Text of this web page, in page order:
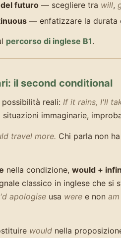
futuro — scegliere tra will,
— enfatizzare la durata
percorso di inglese B1.
il second conditional
reali: If it rains, I'll
immaginarie,
travel more. Chi parla non
nella condizione, would +
classico in inglese che si
apologise usa were e non am
would nella